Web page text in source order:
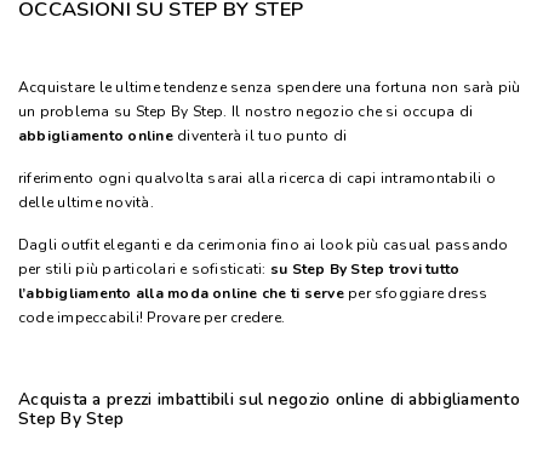
OCCASIONI SU STEP BY STEP
Acquistare le ultime tendenze senza spendere una fortuna non sarà più
un problema su Step By Step. Il nostro negozio che si occupa di
abbigliamento online diventerà il tuo punto di
riferimento ogni qualvolta sarai alla ricerca di capi intramontabili o
delle ultime novità.
Dagli outfit eleganti e da cerimonia fino ai look più casual passando
per stili più particolari e sofisticati: su Step By Step trovi tutto
l’abbigliamento alla moda online che ti serveper sfoggiare dress
code impeccabili! Provare per credere.
Acquista a prezzi imbattibili sul negozio online di abbigliamento
Step By Step